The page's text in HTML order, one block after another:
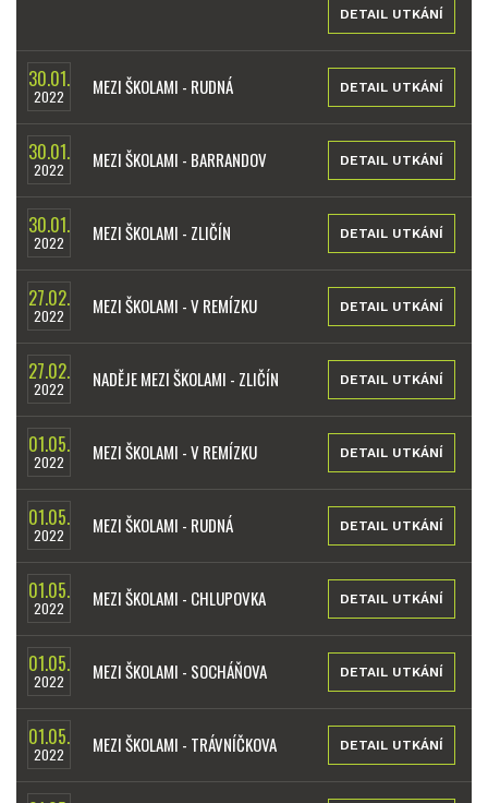
DETAIL UTKÁNÍ
30.01.
2022 MEZI ŠKOLAMI - RUDNÁ DETAIL UTKÁNÍ
30.01.
2022 MEZI ŠKOLAMI - BARRANDOV DETAIL UTKÁNÍ
30.01.
2022 MEZI ŠKOLAMI - ZLIČÍN DETAIL UTKÁNÍ
27.02.
2022 MEZI ŠKOLAMI - V REMÍZKU DETAIL UTKÁNÍ
27.02.
2022 NADĚJE MEZI ŠKOLAMI - ZLIČÍN DETAIL UTKÁNÍ
01.05.
2022 MEZI ŠKOLAMI - V REMÍZKU DETAIL UTKÁNÍ
01.05.
2022 MEZI ŠKOLAMI - RUDNÁ DETAIL UTKÁNÍ
01.05.
2022 MEZI ŠKOLAMI - CHLUPOVKA DETAIL UTKÁNÍ
01.05.
2022 MEZI ŠKOLAMI - SOCHÁŇOVA DETAIL UTKÁNÍ
01.05.
2022 MEZI ŠKOLAMI - TRÁVNÍČKOVA DETAIL UTKÁNÍ